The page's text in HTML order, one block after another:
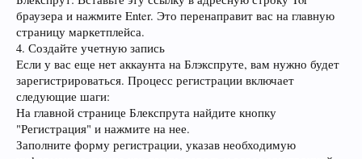
браузера и нажмите Enter. Это перенаправит вас на главную
страницу маркетплейса.
4. Создайте учетную запись
Если у вас еще нет аккаунта на Блэкспруте, вам нужно будет
зарегистрироваться. Процесс регистрации включает
следующие шаги:
На главной странице Блекспрута найдите кнопку
"Регистрация" и нажмите на нее.
Заполните форму регистрации, указав необходимую